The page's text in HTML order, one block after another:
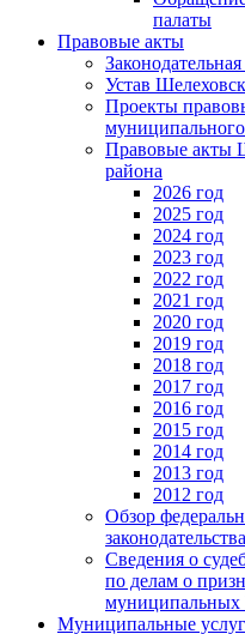
палаты
Правовые акты
Законодательная
Устав
Проекты
Правовые акты
района
2026 год
2025 год
2024 год
2023 год
2022 год
2021 год
2020 год
2019 год
2018 год
2017 год
2016 год
2015 год
2014 год
2013 год
2012 год
Обзор
законодательства
Сведения о
по делам о
Муниципальные